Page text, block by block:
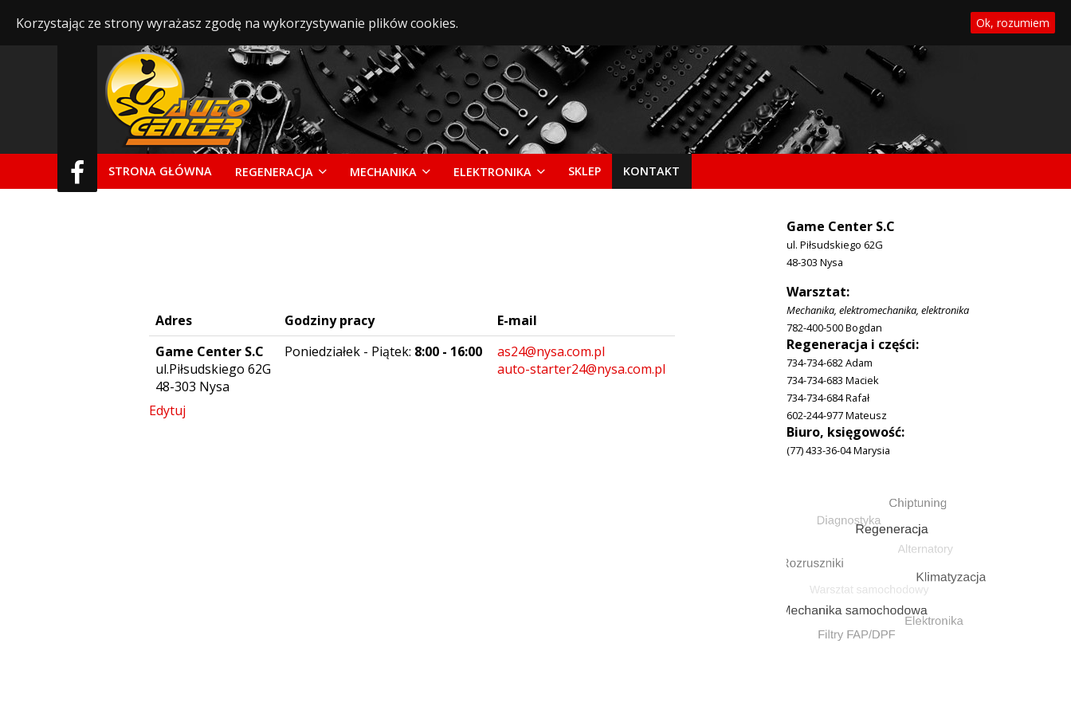
STRONA GŁÓWNA REGENERACJA MECHANIKA ELEKTRONIKA SKLEP KONTAKT
Edytuj
Adres Godziny pracy
E-mail
Game Center S.C
ul.Piłsudskiego 62G
48-303 Nysa
Poniedziałek - Piątek: 8:00 - 16:00
as24@nysa.com.pl
auto-starter24@nysa.com.pl
Game Center S.C
ul. Piłsudskiego 62G
48-303 Nysa
Warsztat:
Mechanika, elektromechanika, elektronika
782-400-500 Bogdan
Regeneracja i części:
734-734-682 Adam
734-734-683 Maciek
734-734-684 Rafał
602-244-977 Mateusz
Biuro, księgowość:
(77) 433-36-04 Marysia
Korzystając ze strony wyrażasz zgodę na wykorzystywanie plików cookies. Ok, rozumiem